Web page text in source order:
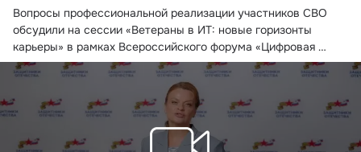
Вопросы профессиональной реализации участников СВО
обсудили на сессии «Ветераны в ИТ: новые горизонты
карьеры» в рамках Всероссийского форума «Цифровая
эволюция» в Калуге. ...
Фонд будет оказывать помощь в получении всех
полагающихся мер поддержки, включающей медицинскую и
социальную реабилитацию, лекарственное обеспечение,
психологическую помощь, технические средства
реабилитации и санаторно-курортное лечение, а также
переобучение и трудоустройство